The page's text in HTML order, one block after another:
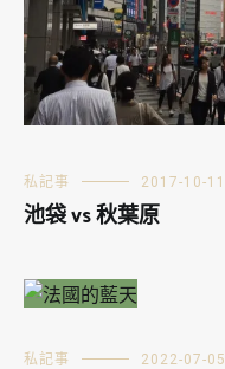
私記事 2017-10-11
池袋 vs 秋葉原
私記事 2022-07-05